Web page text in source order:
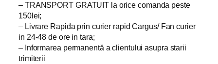
– TRANSPORT GRATUIT la orice comanda peste
150lei;
– Livrare Rapida prin curier rapid Cargus/ Fan curier
in 24-48 de ore in tara;
– Informarea permanentă a clientului asupra starii
trimiterii